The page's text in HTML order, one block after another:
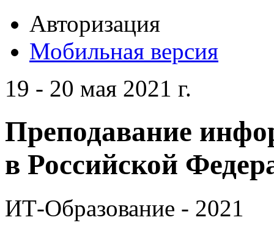
Авторизация
Мобильная версия
19 - 20 мая 2021 г.
Преподавание
в Российской
ИТ-Образование - 2021